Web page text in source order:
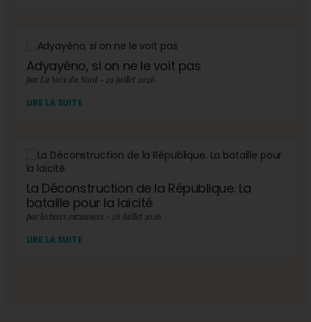
Adyayéno, si on ne le voit pas
par La Voix du Nord - 29 juillet 2026
LIRE LA SUITE
La Déconstruction de la République. La
bataille pour la laïcité
par lectures.suzannees - 28 juillet 2026
LIRE LA SUITE